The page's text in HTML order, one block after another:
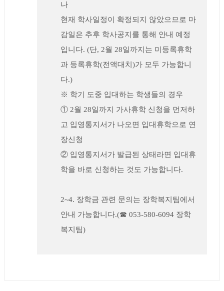
나
현재 학사일정이 확정되지 않았으므로 마
감일은 추후 학사공지를 통해 안내 예정
입니다. (단, 2월 28일까지는 미등록휴학
과 등록휴학(전액대치)가 모두 가능합니
다.)
※ 학기 도중 입대하는 학생들의 경우
① 2월 28일까지 가사휴학 신청을 먼저하
고 입영통지서가 나오면 입대휴학으로 연
장신청
② 입영통지서가 발급된 상태라면 입대휴
학을 바로 신청하는 것도 가능합니다.
2~4. 장학금 관련 문의는 장학복지팀에서
안내 가능합니다.(☎ 053-580-6094 장학
복지팀)